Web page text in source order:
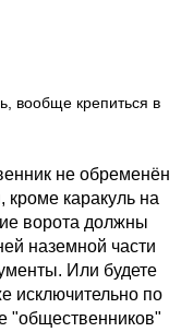
вообще крепиться в
не обременён
кроме каракуль на
ворота должны
наземной части
Или будете
исключительно по
"общественников"